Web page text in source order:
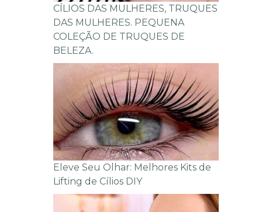
CÍLIOS DAS MULHERES, TRUQUES
DAS MULHERES. PEQUENA
COLEÇÃO DE TRUQUES DE
BELEZA.
Eleve Seu Olhar: Melhores Kits de
Lifting de Cílios DIY